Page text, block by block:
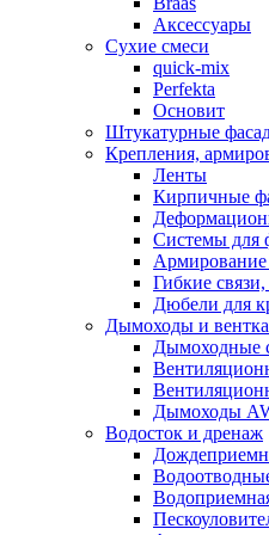
Аксессуары
Сухие смеси
quick-mix
Perfekta
Основит
Штукатурные
Крепления,
Ленты
Кирпичные
Системы для
Армирование
Гибкие
Дюбели для
Дымоходы и
Дымоходные
Дымоходы
Водосток и дренаж